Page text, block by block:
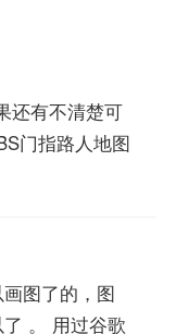
还有不清楚可
门指路人地图
图了的，图
。 用过谷歌